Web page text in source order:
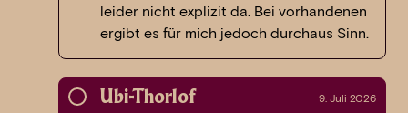
leider nicht explizit da. Bei vorhandenen
ergibt es für mich jedoch durchaus Sinn.
Ubi-Thorlof 9. Juli 2026